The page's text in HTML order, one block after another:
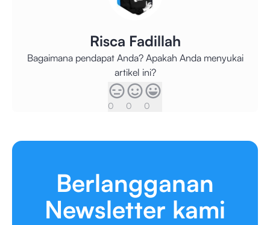
Risca Fadillah
Bagaimana pendapat Anda? Apakah Anda menyukai
artikel ini?
0 0 0
Berlangganan
Newsletter kami